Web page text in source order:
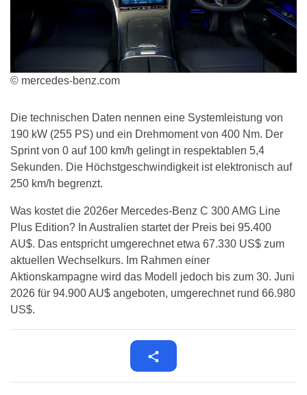
© mercedes-benz.com
Die technischen Daten nennen eine Systemleistung von
190 kW (255 PS) und ein Drehmoment von 400 Nm. Der
Sprint von 0 auf 100 km/h gelingt in respektablen 5,4
Sekunden. Die Höchstgeschwindigkeit ist elektronisch auf
250 km/h begrenzt.
Was kostet die 2026er Mercedes-Benz C 300 AMG Line
Plus Edition? In Australien startet der Preis bei 95.400
AU$. Das entspricht umgerechnet etwa 67.330 US$ zum
aktuellen Wechselkurs. Im Rahmen einer
Aktionskampagne wird das Modell jedoch bis zum 30. Juni
2026 für 94.900 AU$ angeboten, umgerechnet rund 66.980
US$.